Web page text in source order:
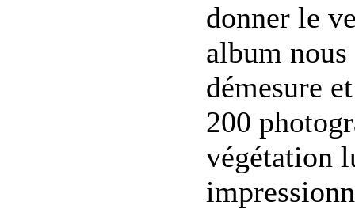
donner le
album
démesure
200
végétation